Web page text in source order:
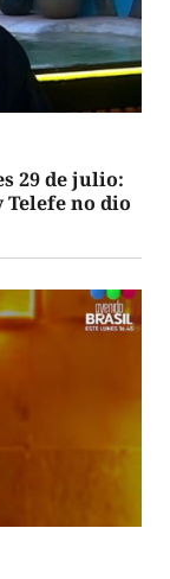
29 de julio:
Telefe no dio